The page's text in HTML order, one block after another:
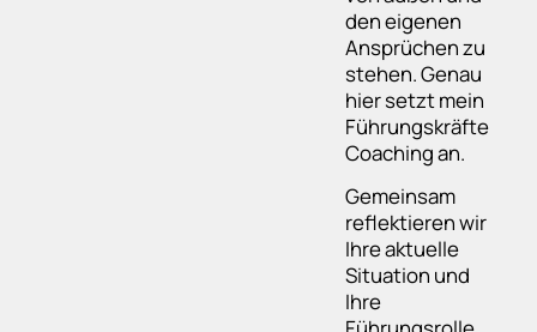
den eigenen
Ansprüchen zu
stehen. Genau
hier setzt mein
Führungskräfte
Coaching an.
Gemeinsam
reflektieren wir
Ihre aktuelle
Situation und
Ihre